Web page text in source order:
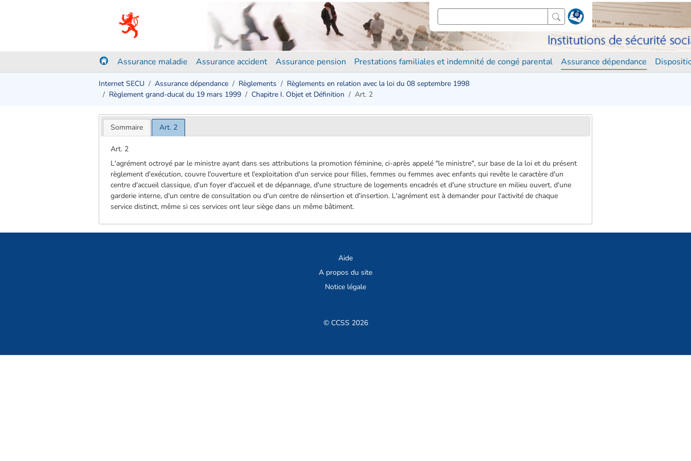
Assurance maladie Assurance accident Assurance pension Prestations familiales et indemnité de congé parental Assurance dépendance
Internet SECU Assurance dépendance Règlements
Règlements en relation avec la loi du 08 septembre 1998
Règlement grand-ducal du 19 mars 1999
Chapitre I. Objet et Définition Art. 2
Sommaire Art. 2
Art. 2
L'agrément octroyé par le ministre ayant dans ses attributions la promotion féminine, ci-après appelé "le ministre", sur base de la loi et du présent
règlement d'exécution, couvre l'ouverture et l'exploitation d'un service pour filles, femmes ou femmes avec enfants qui revête le caractère d'un
centre d'accueil classique, d'un foyer d'accueil et de dépannage, d'une structure de logements encadrés et d'une structure en milieu ouvert, d'une
garderie interne, d'un centre de consultation ou d'un centre de réinsertion et d'insertion. L'agrément est à demander pour l'activité de chaque
service distinct, même si ces services ont leur siège dans un même bâtiment.
Aide
A propos du site
Notice légale
© CCSS 2026